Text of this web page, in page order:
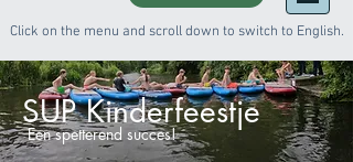
Click on the menu and scroll down to switch to English.
SUP Kinderfeestje
Een spetterend succes!